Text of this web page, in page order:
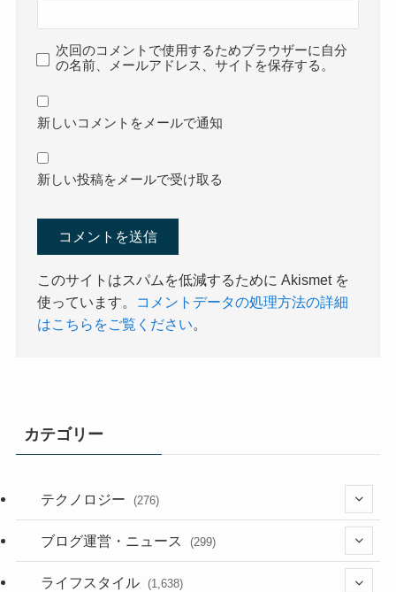
次回のコメントで使用するためブラウザーに自分
の名前、メールアドレス、サイトを保存する。
新しいコメントをメールで通知
新しい投稿をメールで受け取る
このサイトはスパムを低減するために Akismet を
使っています。
コメントデータの処理方法の詳細
はこちらをご覧ください。
カテゴリー
テクノロジー (276)
(36)
(187)
ブログ運営・ニュース (299)
(118)
ライフスタイル (1,638)